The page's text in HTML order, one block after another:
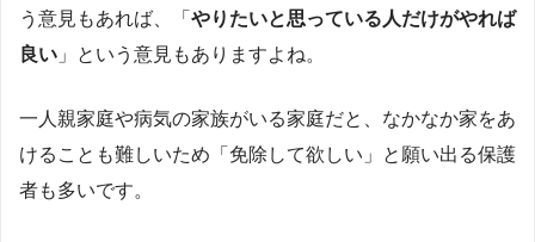
う意見もあれば、「 やりたいと思っている人だけがやれば
良い 」という意見もありますよね。
一人親家庭や病気の家族がいる家庭だと、なかなか家をあ
けることも難しいため「免除して欲しい」と願い出る保護
者も多いです。